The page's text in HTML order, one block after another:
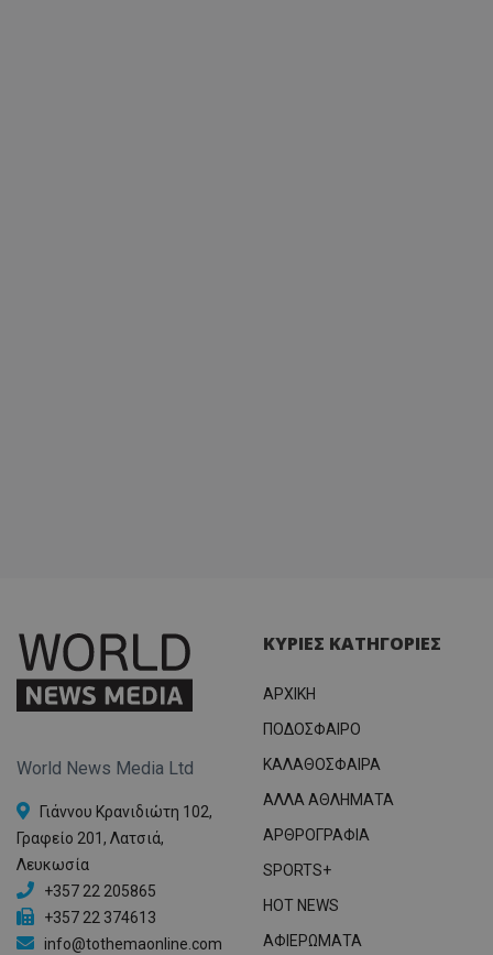
World News Media Ltd
Γιάννου Κρανιδιώτη 102,
Γραφείο 201, Λατσιά,
Λευκωσία
+357 22 205865
+357 22 374613
info@tothemaonline.com
ΚΥΡΙΕΣ ΚΑΤΗΓΟΡΙΕΣ
ΑΡΧΙΚΗ
ΠΟΔΟΣΦΑΙΡΟ
ΚΑΛΑΘΟΣΦΑΙΡΑ
ΑΛΛΑ ΑΘΛΗΜΑΤΑ
ΑΡΘΡΟΓΡΑΦΙΑ
SPORTS+
HOT NEWS
ΑΦΙΕΡΩΜΑΤΑ